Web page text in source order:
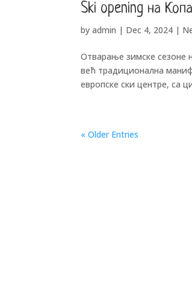
Ski opening на
byadmin | Dec 4, 2024 |
Отварање зимске сезоне
већ традиционална
европске ски центре, са
« Older Entries